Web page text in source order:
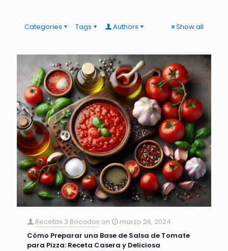
Categories Tags Authors Show all
Recetas 3 Bocados on
marzo 26, 2024
Cómo Preparar una Base de Salsa de Tomate
para Pizza: Receta Casera y Deliciosa